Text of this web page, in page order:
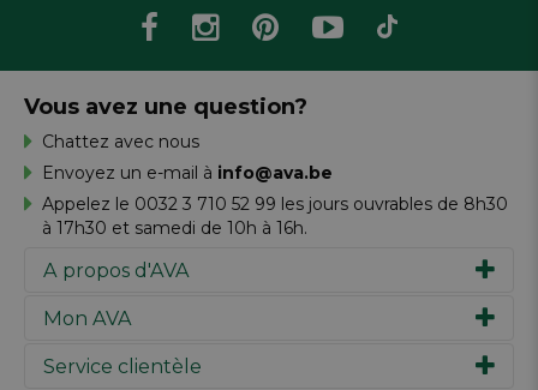
A propos d'AVA
Notre histoire
Travailler chez AVA
Mon AVA
Inspiration
Service clientèle
Vous avez une question?
Chattez avec nous
Envoyez un e-mail à info@ava.be
Appelez le 0032 3 710 52 99 les jours ouvrables de 8h30
à 17h30 et samedi de 10h à 16h.